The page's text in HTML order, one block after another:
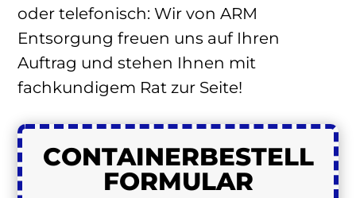
oder telefonisch: Wir von ARM
Entsorgung freuen uns auf Ihren
Auftrag und stehen Ihnen mit
fachkundigem Rat zur Seite!
CONTAINERBESTELL
FORMULAR